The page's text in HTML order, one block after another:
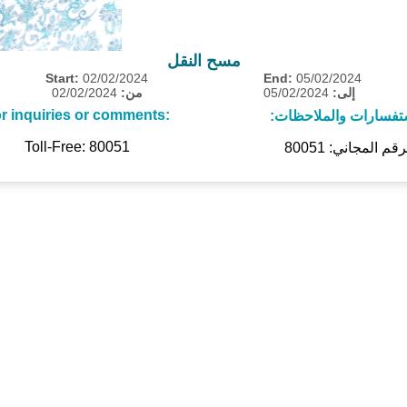
مسح النقل
Start: 02/02/2024 End: 05/02/2024
من:
إلى:
inquiries or comments:
والملاحظات:
Toll-Free: 80051
المجاني: 80051